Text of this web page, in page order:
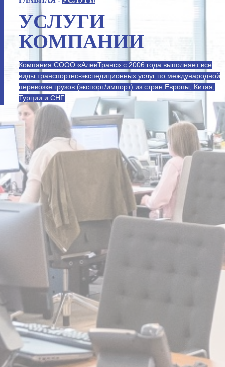
УСЛУГИ
КОМПАНИИ
Компания СООО «АлевТранс» с 2006 года выполняет все
виды транспортно-экспедиционных услуг по международной
перевозке грузов (экспорт/импорт) из стран Европы, Китая,
Турции и СНГ.